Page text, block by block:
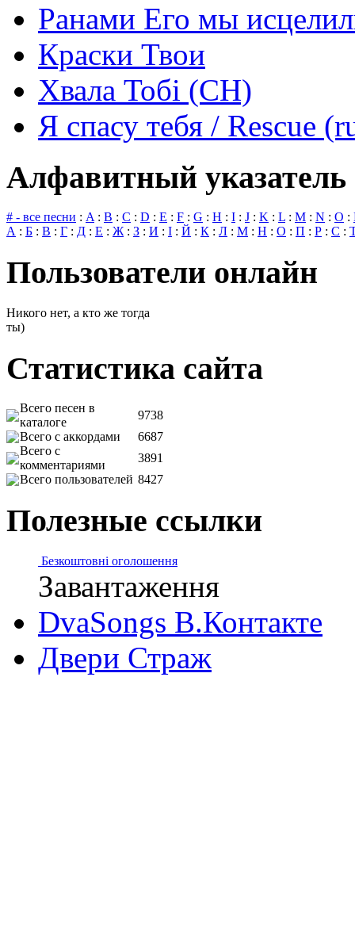
Ранами Его мы
Краски Твои
Хвала Тобі (СН)
Я спасу тебя / Rescue
Алфавитный указатель
# - все песни : A : B : C : D : E : F : G : H : I : J : K : L : M : N : O :
А : Б : В : Г : Д : Е : Ж : З : И : І : Й : К : Л : М : Н : О : П : Р : С :
Пользователи онлайн
Никого нет, а кто же тогда
ты)
Статистика сайта
Всего песен в
каталоге
9738
Всего с аккордами
6687
Всего с
комментариями
3891
Всего пользователей 8427
Полезные ссылки
Безкоштовні оголошення
Завантаження
DvaSongs В.Контакте
Двери Страж